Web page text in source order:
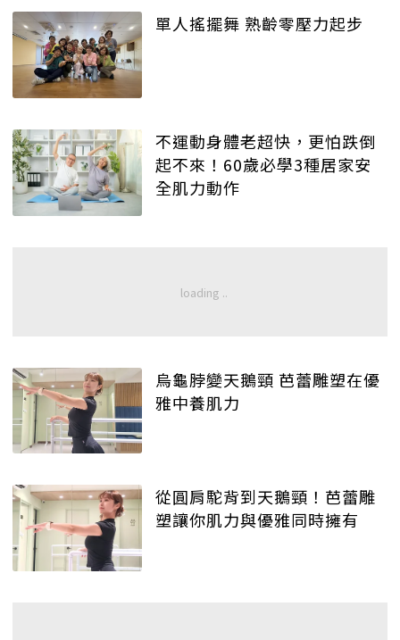
單人搖擺舞 熟齡零壓力起步
不運動身體老超快，更怕跌倒
起不來！60歲必學3種居家安
全肌力動作
烏龜脖變天鵝頸 芭蕾雕塑在優
雅中養肌力
從圓肩駝背到天鵝頸！芭蕾雕
塑讓你肌力與優雅同時擁有